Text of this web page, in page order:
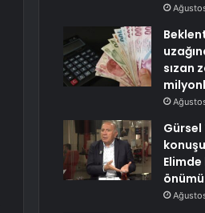
sızan
Gürsel